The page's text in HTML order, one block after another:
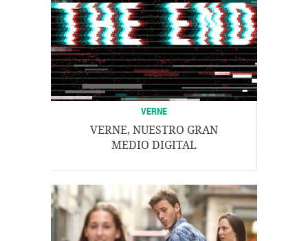
VERNE
VERNE, NUESTRO GRAN
MEDIO DIGITAL